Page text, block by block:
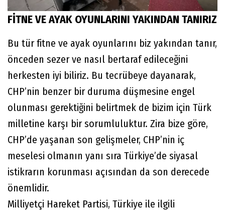
FİTNE VE AYAK OYUNLARINI YAKINDAN TANIRIZ
Bu tür fitne ve ayak oyunlarını biz yakından tanır,
önceden sezer ve nasıl bertaraf edileceğini
herkesten iyi biliriz. Bu tecrübeye dayanarak,
CHP’nin benzer bir duruma düşmesine engel
olunması gerektiğini belirtmek de bizim için Türk
milletine karşı bir sorumluluktur. Zira bize göre,
CHP’de yaşanan son gelişmeler, CHP’nin iç
meselesi olmanın yanı sıra Türkiye’de siyasal
istikrarın korunması açısından da son derecede
önemlidir.
Milliyetçi Hareket Partisi, Türkiye ile ilgili